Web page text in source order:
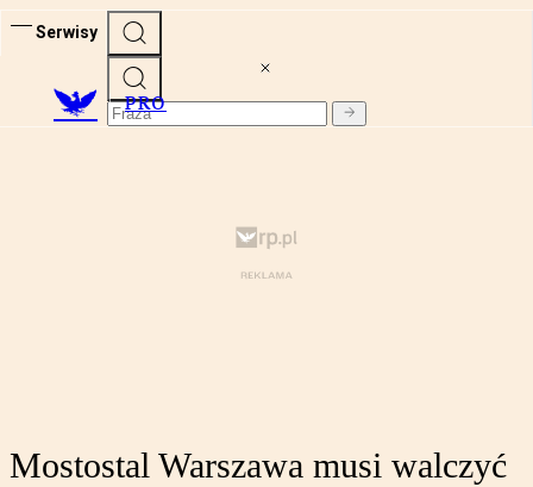
Serwisy
PRO
Mostostal Warszawa musi walczyć